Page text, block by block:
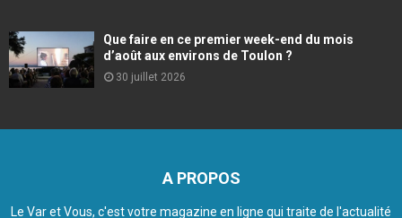
Que faire en ce premier week-end du mois
d’août aux environs de Toulon ?
30 juillet 2026
A PROPOS
Le Var et Vous, c'est votre magazine en ligne qui traite de l'actualité